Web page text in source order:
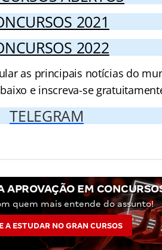
2021
2022
as principais notícias do
e inscreva-se
TELEGRAM
APROVAÇÃO EM
quem mais entende do assunto!
A ESTUDAR NO GRAN CURSOS